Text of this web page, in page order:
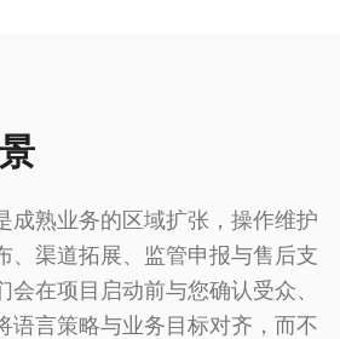
成熟业务的区域扩张，操作维护
、渠道拓展、监管申报与售后支
在项目启动前与您确认受众、
语言策略与业务目标对齐，而不